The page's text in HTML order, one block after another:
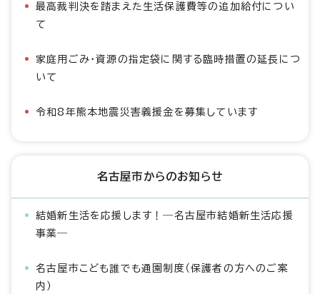
最高裁判決を踏まえた生活保護費等の追加給付につい
て
家庭用ごみ・資源の指定袋に関する臨時措置の延長につ
いて
令和8年熊本地震災害義援金を募集しています
名古屋市からのお知らせ
結婚新生活を応援します！―名古屋市結婚新生活応援
事業―
名古屋市こども誰でも通園制度（保護者の方へのご案
内）